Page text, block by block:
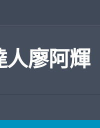
人廖阿輝